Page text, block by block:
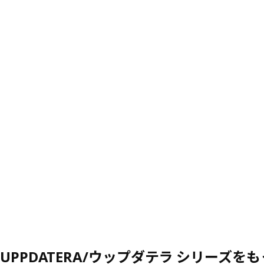
UPPDATERA/ウップダテラ シリーズを